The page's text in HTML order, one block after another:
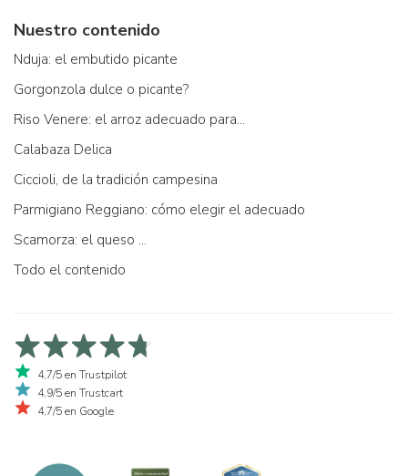
Nuestro contenido
Nduja: el embutido picante
Gorgonzola dulce o picante?
Riso Venere: el arroz adecuado para...
Calabaza Delica
Ciccioli, de la tradición campesina
Parmigiano Reggiano: cómo elegir el adecuado
Scamorza: el queso ...
Todo el contenido
4,7/5 en Trustpilot
4,9/5 en Trustcart
4,7/5 en Google